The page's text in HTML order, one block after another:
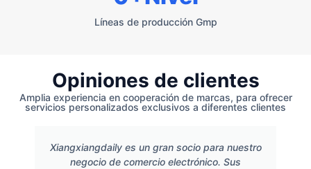
Líneas de producción Gmp
Opiniones de clientes
Amplia experiencia en cooperación de marcas, para ofrecer
servicios personalizados exclusivos a diferentes clientes
Xiangxiangdaily es un gran socio para nuestro
negocio de comercio electrónico. Sus